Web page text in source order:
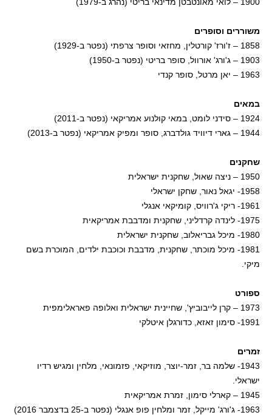
משוררים וסופרים
1858 – ז'ורז' קורטלין, מחזאי וסופר צרפתי (נפטר ב-1929)
1903 – ג'ורג' אורוול, סופר בריטי (נפטר ב-1950)
1963 – יאן מרטל, סופר קנדי
במאים
1924 – סידני לומט, במאי קולנוע אמריקאי (נפטר ב-2011)
1944 – גארי דיוויד גולדברג, סופר ומפיק אמריקאי (נפטר ב-2013)
שחקנים
1950 – ניצה שאול, שחקנית ישראלית
1958- יגאל נאור, שחקן ישראלי
1961- ריקי ג'רוויס, קומיקאי אנגלי
1975- לינדה קרדליני, שחקנית ומדבבת אמריקאית
1980- מיכל גבריאלוב, שחקנית ישראלית
1981- מיכל מוכתר, שחקנית, מדבבת וכוכבת ילדים, המוכרת בשם
מיקי.
ספורט
1973 – קרן לייבוביץ', שחיינית ישראלית ואלופה פאראלימפית
1991- סימון זאזא, כדורגלן איטלקי
זמרים
1943- שלמה בר, זמר-יוצר, מוזיקאי, פזמונאי, מלחין ומגיש רדיו
ישראלי.
1945 – קארלי סימון, זמרת אמריקאית
1963- ג'ורג' מייקל, זמר ומלחין פופ אנגלי (נפטר ב-25 בדצמבר 2016)